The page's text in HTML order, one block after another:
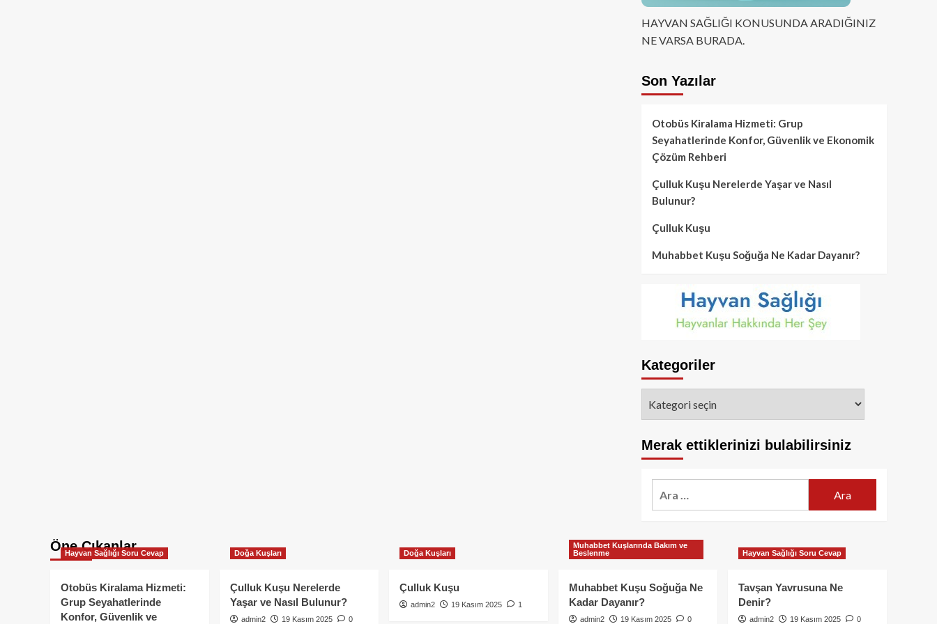
HAYVAN SAĞLIĞI KONUSUNDA ARADIĞINIZ
NE VARSA BURADA.
Son Yazılar
Otobüs Kiralama Hizmeti: Grup
Seyahatlerinde Konfor, Güvenlik ve Ekonomik
Çözüm Rehberi
Çulluk Kuşu Nerelerde Yaşar ve Nasıl
Bulunur?
Çulluk Kuşu
Muhabbet Kuşu Soğuğa Ne Kadar Dayanır?
Kategoriler
Merak ettiklerinizi bulabilirsiniz
Öne Çıkanlar
Hayvan Sağlığı Soru Cevap
Otobüs Kiralama Hizmeti:
Grup Seyahatlerinde
Konfor, Güvenlik ve
Doğa Kuşları
Çulluk Kuşu Nerelerde
Yaşar ve Nasıl Bulunur?
admin2 19 Kasım 2025 0
Doğa Kuşları
Çulluk Kuşu
admin2 19 Kasım 2025 1
Muhabbet Kuşlarında Bakım ve
Beslenme
Muhabbet Kuşu Soğuğa Ne
Kadar Dayanır?
admin2 19 Kasım 2025 0
Hayvan Sağlığı Soru Cevap
Tavşan Yavrusuna Ne
Denir?
admin2 19 Kasım 2025 0